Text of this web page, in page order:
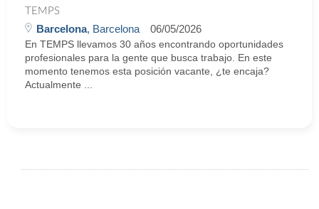
TEMPS
Barcelona, Barcelona 06/05/2026
En TEMPS llevamos 30 años encontrando oportunidades
profesionales para la gente que busca trabajo. En este
momento tenemos esta posición vacante, ¿te encaja?
Actualmente ...